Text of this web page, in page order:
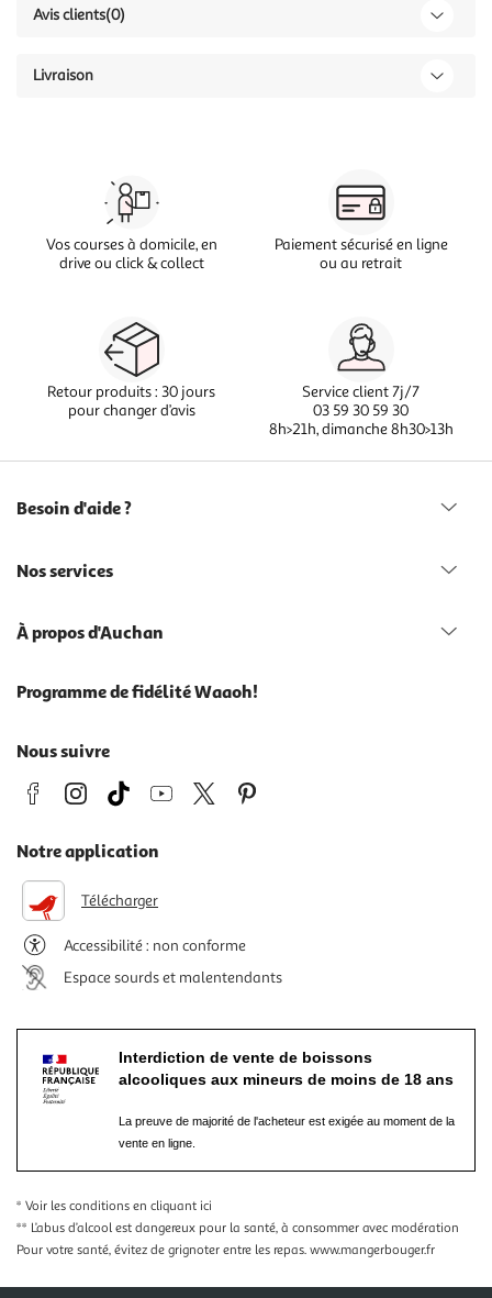
Avis clients(0)
Livraison
Vos courses à domicile, en
drive ou click & collect
Paiement sécurisé en ligne
ou au retrait
Retour produits : 30 jours
pour changer d’avis
Service client 7j/7
03 59 30 59 30
8h>21h, dimanche 8h30>13h
Besoin d'aide ?
Nos services
À propos d'Auchan
Programme de fidélité Waaoh!
Nous suivre
Notre application
Télécharger
Accessibilité : non conforme
Espace sourds et malentendants
Interdiction de vente de boissons
alcooliques aux mineurs de moins de 18 ans
La preuve de majorité de l'acheteur est exigée au moment de la
vente en ligne.
* Voir les conditions en cliquant ici
** L’abus d’alcool est dangereux pour la santé, à consommer avec modération
Pour votre santé, évitez de grignoter entre les repas. www.mangerbouger.fr